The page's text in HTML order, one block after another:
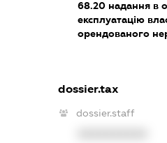
68.20надання в
експлуатацію
орендованого
dossier.tax
dossier.staff